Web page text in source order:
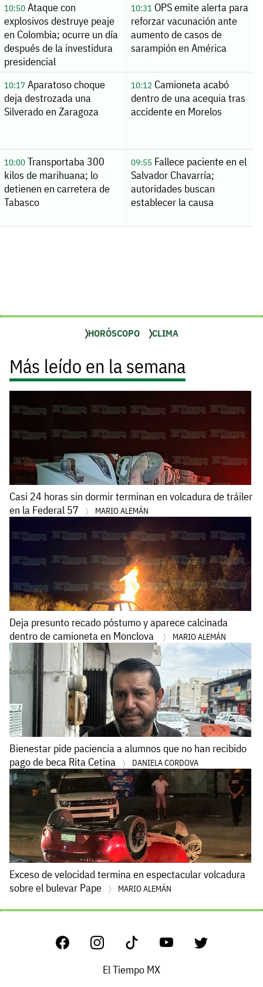
10:50Ataque con
explosivos destruye peaje
en Colombia; ocurre un día
después de la investidura
presidencial
10:31OPS emite alerta para
reforzar vacunación ante
aumento de casos de
sarampión en América
10:17Aparatoso choque
deja destrozada una
Silverado en Zaragoza
10:12Camioneta acabó
dentro de una acequia tras
accidente en Morelos
10:00Transportaba 300
kilos de marihuana; lo
detienen en carretera de
Tabasco
09:55Fallece paciente en el
Salvador Chavarría;
autoridades buscan
establecer la causa
HORÓSCOPO CLIMA
Más leído en la semana
Casi 24 horas sin dormir terminan en volcadura de tráiler
en la Federal 57
MARIO ALEMÁN
Deja presunto recado póstumo y aparece calcinada
dentro de camioneta en Monclova
MARIO ALEMÁN
Bienestar pide paciencia a alumnos que no han recibido
pago de beca Rita Cetina
DANIELA CORDOVA
Exceso de velocidad termina en espectacular volcadura
sobre el bulevar Pape
MARIO ALEMÁN
El Tiempo MX